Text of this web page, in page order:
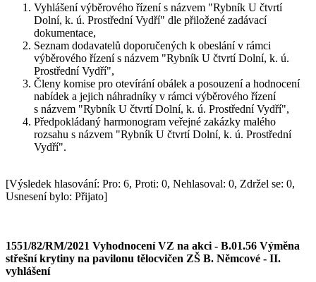
Vyhlášení výběrového řízení s názvem "Rybník U čtvrtí
Dolní, k. ú. Prostřední Vydří" dle přiložené zadávací
dokumentace,
Seznam dodavatelů doporučených k obeslání v rámci
výběrového řízení s názvem "Rybník U čtvrtí Dolní, k. ú.
Prostřední Vydří",
Členy komise pro otevírání obálek a posouzení a hodnocení
nabídek a jejich náhradníky v rámci výběrového řízení
s názvem "Rybník U čtvrtí Dolní, k. ú. Prostřední Vydří",
Předpokládaný harmonogram veřejné zakázky malého
rozsahu s názvem "Rybník U čtvrtí Dolní, k. ú. Prostřední
Vydří".
[Výsledek hlasování: Pro: 6, Proti: 0, Nehlasoval: 0, Zdržel se: 0,
Usnesení bylo: Přijato]
1551/82/RM/2021 Vyhodnocení VZ na akci - B.01.56 Výměna
střešní krytiny na pavilonu tělocvičen ZŠ B. Němcové - II.
vyhlášení